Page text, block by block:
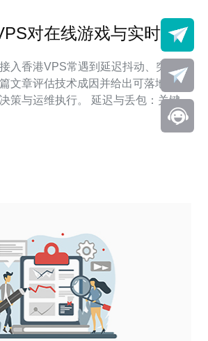
对在线游戏与实时音
入香港VPS常遇到延迟抖动、突发丢
文章评估技术成因并给出可落地的优
行。 延迟与丢包：关键影
定义/答案：联通到香港VPS的往返延
体验阈值，抖动与丢包会比平均RTT